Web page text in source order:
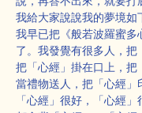
我給大家說說我的夢境如
我早已把《般若波羅蜜
了。我發覺有很多人，把
把「心經」掛在口上，把
當禮物送人，把「心經」
「心經」很好，「心經